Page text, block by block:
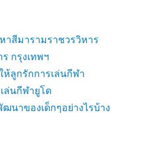
าสีมารามราชวรวิหาร
กรุงเทพฯ
ห้ลูกรักการเล่นกีฬา
ล่นกีฬายูโด
นาของเด็กๆอย่างไรบ้าง